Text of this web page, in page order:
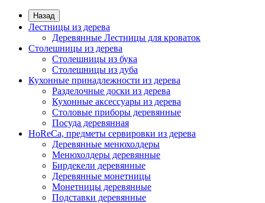
Назад
Лестницы из дерева
Деревянные Лестницы для кроваток
Столешницы из дерева
Столешницы из бука
Столешницы из дуба
Кухонные принадлежности из дерева
Разделочные доски из дерева
Кухонные аксессуары из дерева
Столовые приборы деревянные
Посуда деревянная
HoReCa, предметы сервировки из дерева
Деревянные менюхолдеры
Менюхолдеры деревянные
Бирдекели деревянные
Деревянные монетницы
Монетницы деревянные
Подставки деревянные